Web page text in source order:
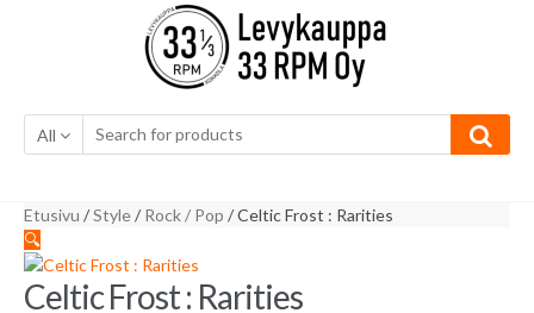
Skip to navigation
All
Etusivu /Style/ Rock / Pop / Celtic Frost : Rarities
🔍
Celtic Frost : Rarities